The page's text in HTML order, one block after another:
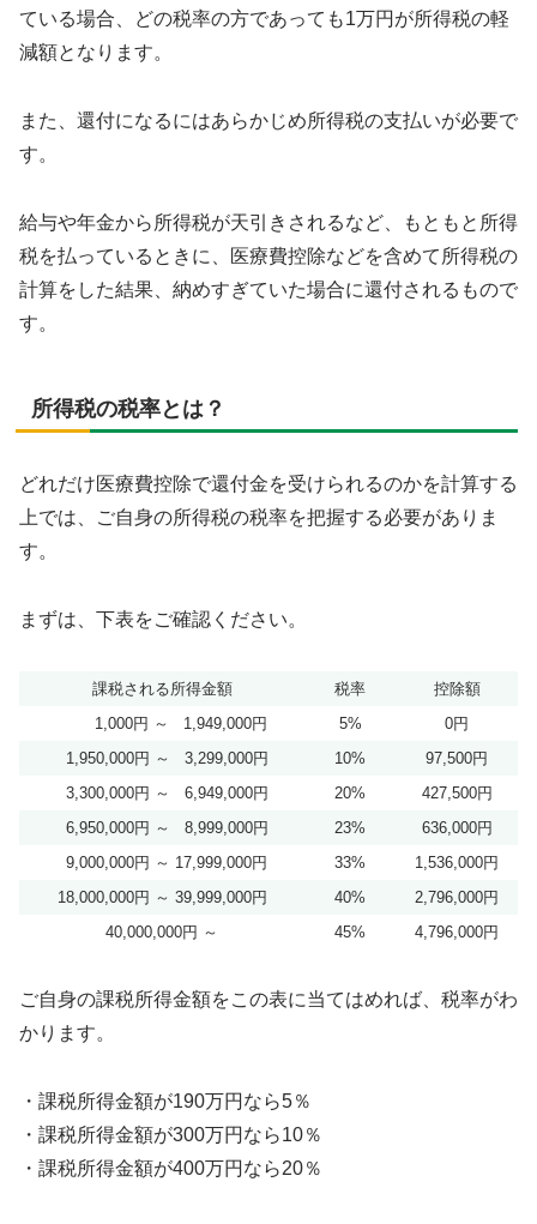
ている場合、どの税率の方であっても1万円が所得税の軽
減額となります。
また、還付になるにはあらかじめ所得税の支払いが必要で
す。
給与や年金から所得税が天引きされるなど、もともと所得
税を払っているときに、医療費控除などを含めて所得税の
計算をした結果、納めすぎていた場合に還付されるもので
す。
所得税の税率とは？
どれだけ医療費控除で還付金を受けられるのかを計算する
上では、ご自身の所得税の税率を把握する必要がありま
す。
まずは、下表をご確認ください。
課税される所得金額 税率
控除額
1,000円 ～ 1,949,000円
5%
0円
1,950,000円 ～ 3,299,000円
10%
97,500円
3,300,000円 ～ 6,949,000円
20%
427,500円
6,950,000円 ～ 8,999,000円
23%
636,000円
9,000,000円 ～ 17,999,000円
33%
1,536,000円
18,000,000円 ～ 39,999,000円
40%
2,796,000円
40,000,000円 ～
45% 4,796,000円
ご自身の課税所得金額をこの表に当てはめれば、税率がわ
かります。
・課税所得金額が190万円なら5％
・課税所得金額が300万円なら10％
・課税所得金額が400万円なら20％